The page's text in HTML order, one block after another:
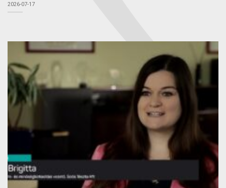
2026-07-17